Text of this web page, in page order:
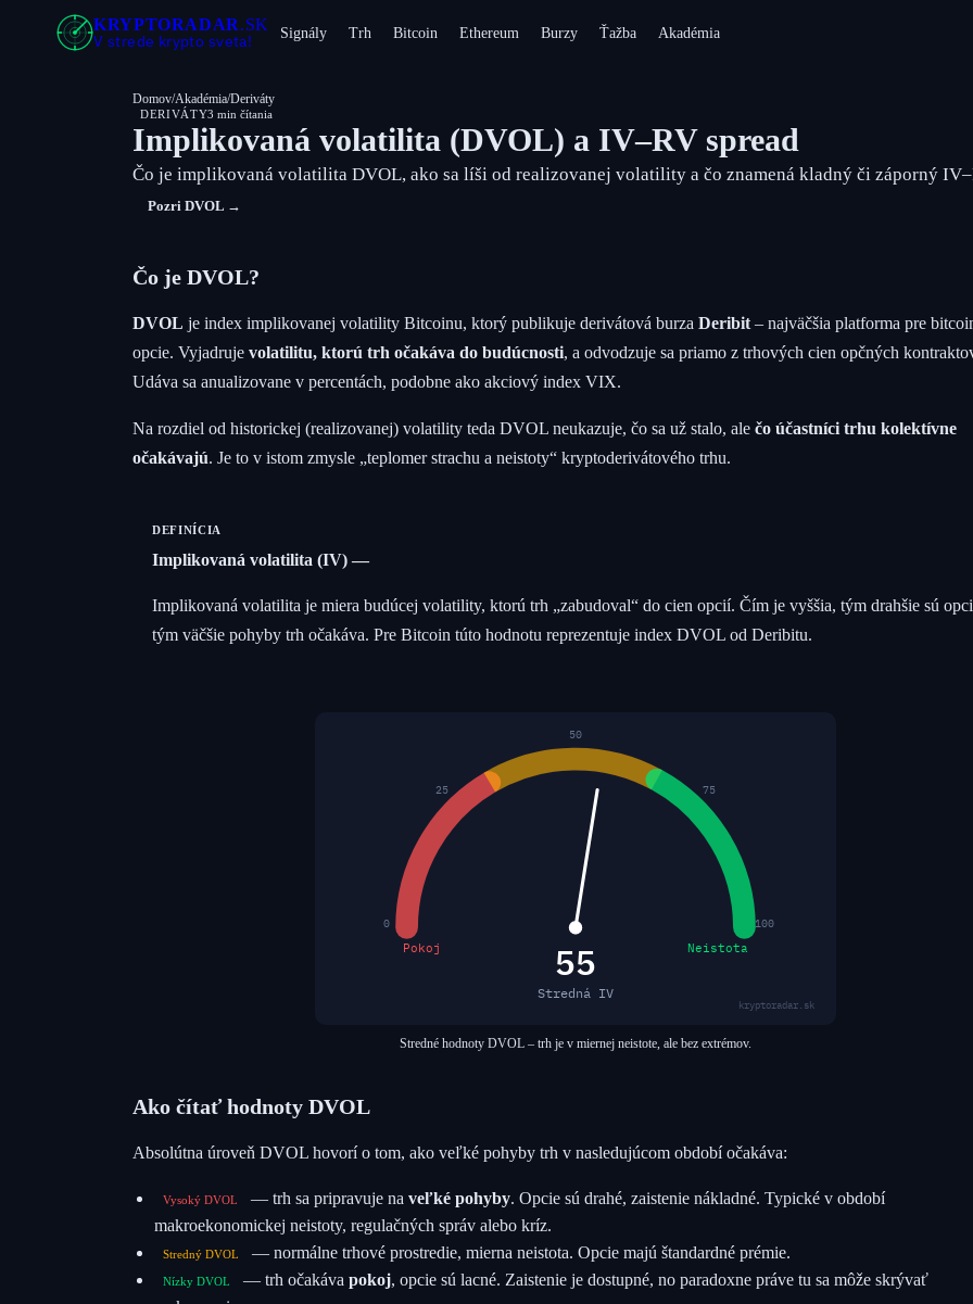
KRYPTORADAR.SK
V strede krypto sveta! Signály Trh Bitcoin Ethereum Burzy Ťažba Akadémia
Domov/Akadémia/Deriváty
DERIVÁTY3 min čítania
Implikovaná volatilita (DVOL) a IV–RV spread
Čo je implikovaná volatilita DVOL, ako sa líši od realizovanej volatility a čo znamená kladný či záporný
Pozri DVOL →
Čo je DVOL?
DVOL je index implikovanej volatility Bitcoinu, ktorý publikuje derivátová burza Deribit – najväčšia platforma pre
opcie. Vyjadruje volatilitu, ktorú trh očakáva do budúcnosti, a odvodzuje sa priamo z trhových cien opčných
Udáva sa anualizovane v percentách, podobne ako akciový index VIX.
Na rozdiel od historickej (realizovanej) volatility teda DVOL neukazuje, čo sa už stalo, ale čo účastníci trhu kolektívne
očakávajú. Je to v istom zmysle „teplomer strachu a neistoty“ kryptoderivátového trhu.
DEFINÍCIA
Implikovaná volatilita (IV)
Implikovaná volatilita je miera budúcej volatility, ktorú trh „zabudoval“ do cien opcií. Čím je vyššia, tým drahšie sú
tým väčšie pohyby trh očakáva. Pre Bitcoin túto hodnotu reprezentuje index DVOL od Deribitu.
0
25
50
75
100
Pokoj Neistota
55
Stredná IV
kryptoradar.sk
Stredné hodnoty DVOL – trh je v miernej neistote, ale bez extrémov.
Ako čítať hodnoty DVOL
Absolútna úroveň DVOL hovorí o tom, ako veľké pohyby trh v nasledujúcom období očakáva:
Vysoký DVOL — trh sa pripravuje na veľké pohyby. Opcie sú drahé, zaistenie nákladné. Typické v období
makroekonomickej neistoty, regulačných správ alebo kríz.
Stredný DVOL — normálne trhové prostredie, mierna neistota. Opcie majú štandardné prémie.
Nízky DVOL — trh očakáva pokoj, opcie sú lacné. Zaistenie je dostupné, no paradoxne práve tu sa môže skrývať